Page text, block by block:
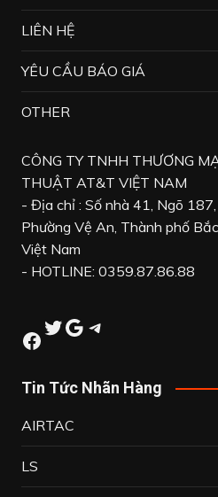
LIÊN HỆ
YÊU CẦU BÁO GIÁ
OTHER
CÔNG TY TNHH THƯƠNG
THUẬT AT&T VIỆT NAM
- Địa chỉ : Số nhà 41, Ngõ
Phường Vệ An, Thành phố
Việt Nam
- HOTLINE: 0359.87.86.88
Facebook
Twitter
Google
Telegram
Tin Tức Nhãn Hàng
AIRTAC
LS